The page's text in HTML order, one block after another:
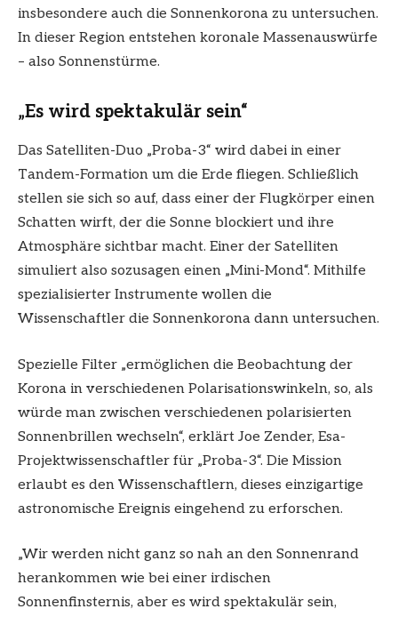
insbesondere auch die Sonnenkorona zu untersuchen.
In dieser Region entstehen koronale Massenauswürfe
– also Sonnenstürme.
„Es wird spektakulär sein“
Das Satelliten-Duo „Proba-3“ wird dabei in einer
Tandem-Formation um die Erde fliegen. Schließlich
stellen sie sich so auf, dass einer der Flugkörper einen
Schatten wirft, der die Sonne blockiert und ihre
Atmosphäre sichtbar macht. Einer der Satelliten
simuliert also sozusagen einen „Mini-Mond“. Mithilfe
spezialisierter Instrumente wollen die
Wissenschaftler die Sonnenkorona dann untersuchen.
Spezielle Filter „ermöglichen die Beobachtung der
Korona in verschiedenen Polarisationswinkeln, so, als
würde man zwischen verschiedenen polarisierten
Sonnenbrillen wechseln“, erklärt Joe Zender, Esa-
Projektwissenschaftler für „Proba-3“. Die Mission
erlaubt es den Wissenschaftlern, dieses einzigartige
astronomische Ereignis eingehend zu erforschen.
„Wir werden nicht ganz so nah an den Sonnenrand
herankommen wie bei einer irdischen
Sonnenfinsternis, aber es wird spektakulär sein,